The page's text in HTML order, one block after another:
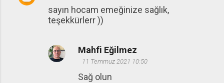
sayın hocam emeğinize sağlık,
teşekkürlerr ))
Mahfi Eğilmez
11 Temmuz 2021 10:50
Sağ olun